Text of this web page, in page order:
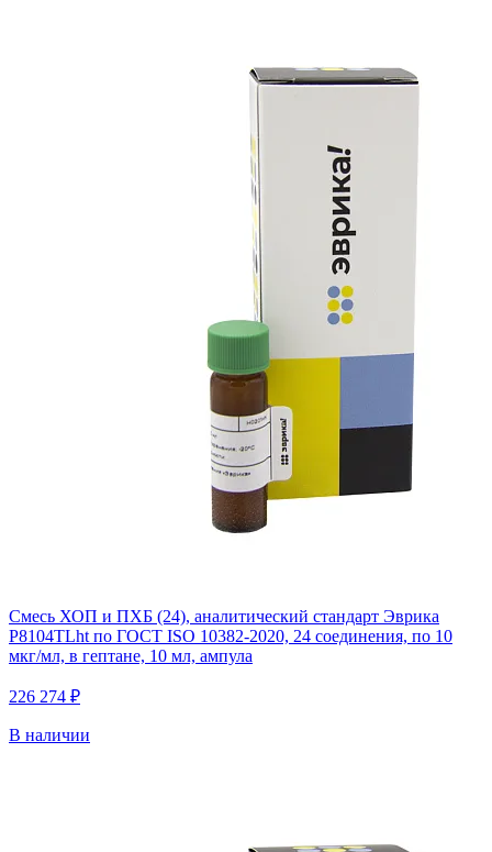
Смесь ХОП и ПХБ (24), аналитический стандарт Эврика
P8104TLht по ГОСТ ISO 10382-2020, 24 соединения, по 10
мкг/мл, в гептане, 10 мл, ампула
226 274 ₽
В наличии